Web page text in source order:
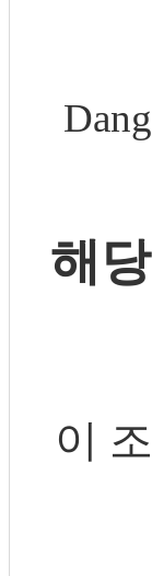
해
이